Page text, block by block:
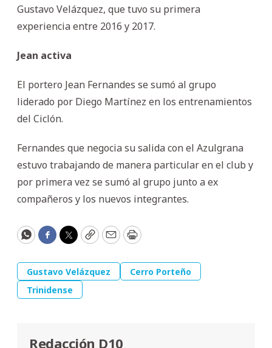
Gustavo Velázquez, que tuvo su primera
experiencia entre 2016 y 2017.
Jean activa
El portero Jean Fernandes se sumó al grupo
liderado por Diego Martínez en los entrenamientos
del Ciclón.
Fernandes que negocia su salida con el Azulgrana
estuvo trabajando de manera particular en el club y
por primera vez se sumó al grupo junto a ex
compañeros y los nuevos integrantes.
WhatsApp
Facebook
Twitter
CopyEmailPrint
Gustavo Velázquez
Cerro Porteño
Trinidense
Redacción D10